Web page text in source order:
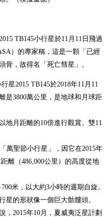
TB145小行星於11月11日飛過
）的專家稱，這是一顆「已經
骨，故得名「死亡彗星」。
星2015 TB145於2018年11月11
是3800萬公里，是地球和月球距
地月距離的10倍進行觀賞。雙11
萬聖節小行星」，因它在2015年
離（486,000公里）的高度從地
米，以大約3小時的週期自旋。
星的形狀像一個巨大骷髏頭。
，2015年10月，夏威夷泛星計劃